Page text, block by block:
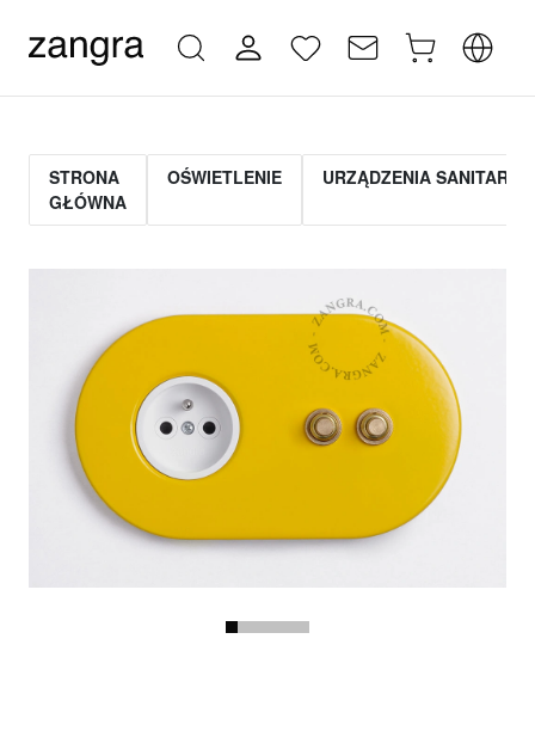
STRONA
GŁÓWNA
OŚWIETLENIE URZĄDZENIA SANITARNE